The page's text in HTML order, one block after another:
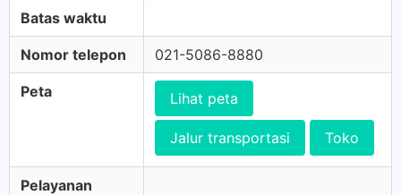
Batas waktu
Nomor telepon 021-5086-8880
Peta Lihat peta
Jalur transportasi Toko
Pelayanan